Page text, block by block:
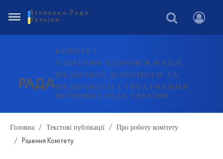
РАДА
КОМІТЕТ
З ПИТАНЬ ЗДОРОВ'Я НАЦІЇ,
МЕДИЧНОЇ ДОПОМОГИ ТА
МЕДИЧНОГО СТРАХУВАННЯ
ВЕРХОВНА РАДА УКРАЇНИ
Верховна Рада
України
Головна Текстові публікації Про роботу комітету
Рішення Комітету